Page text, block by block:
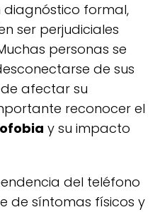
diagnóstico formal,
ser perjudiciales
personas se
de sus
afectar su
reconocer el
y su impacto
del teléfono
de síntomas físicos y